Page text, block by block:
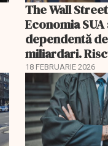
The Wall
Economia
dependentă de
miliardari.
pentru burse
18 FEBRUARIE 2026